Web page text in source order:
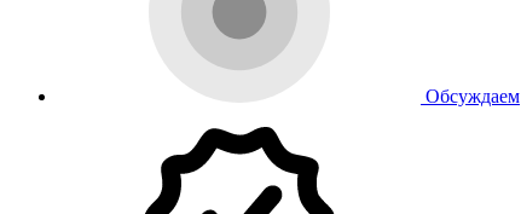
Обсуждаем